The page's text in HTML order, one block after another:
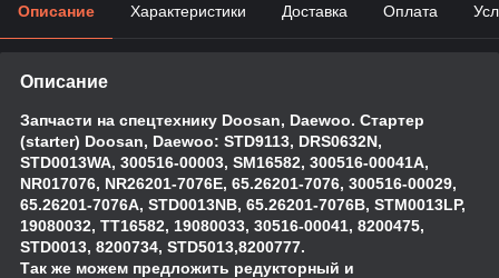
Описание Характеристики Доставка Оплата
Описание
Запчасти на спецтехнику Doosan, Daewoo. Стартер
(starter) Doosan, Daewoo: STD9113, DRS0632N,
STD0013WA, 300516-00003, SM16582, 300516-00041A,
NR017076, NR26201-7076E, 65.26201-7076, 300516-00029,
65.26201-7076A, STD0013NB, 65.26201-7076B, STM0013LP,
19080032, TT16582, 19080033, 30516-00041, 8200475,
STD0013, 8200734, STD5013,8200777.
Так же можем предложить редукторный и